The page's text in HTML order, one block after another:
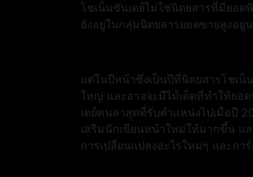
โชเน็นซันเดย์ไม่ใช่นิตยสารที่มียอ
ยังอยู่ในกลุ่มนิตยสารยอดขายสูงอยู่
แต่ในปีหน้าซึ่งเป็นปีที่นิตยสารโชเน็
ใหญ่ และอาจจะมีไม้เด็ดที่ทำให้ยอ
เดย์คนล่าสุดที่รับตำแหน่งไปเมื่อปี
เสริมนักเขียนหน้าใหม่ให้มากขึ้น แ
การเปลี่ยนแปลงอะไรใหม่ๆ และก